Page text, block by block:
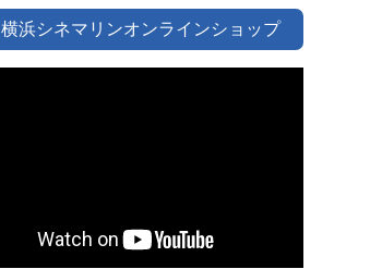
横浜シネマリンオンラインショップ